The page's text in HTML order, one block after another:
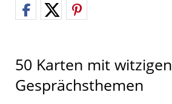
50 Karten mit witzigen
Gesprächsthemen